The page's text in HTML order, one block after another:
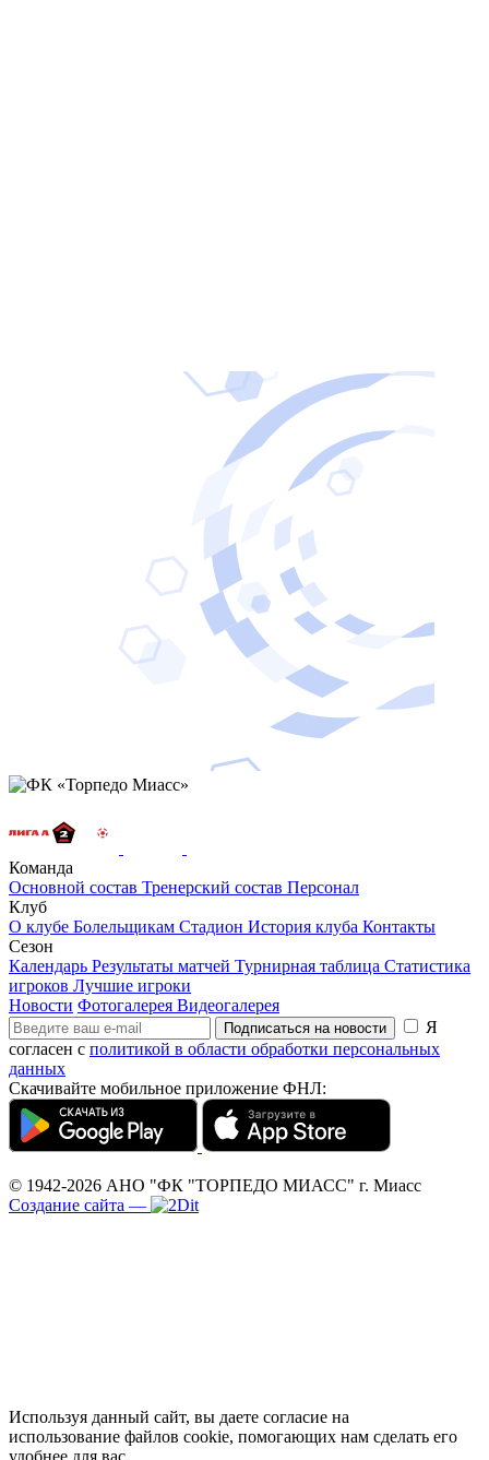
Команда
Основной состав Тренерский состав Персонал
Клуб
О клубе Болельщикам Стадион История клуба Контакты
Сезон
Календарь Результаты матчей Турнирная таблица Статистика
игроков Лучшие игроки
Новости Фотогалерея Видеогалерея
Подписаться на новости
Я
согласен с политикой в области обработки персональных
данных
Скачивайте мобильное приложение ФНЛ:
© 1942-2026 АНО "ФК "ТОРПЕДО МИАСС" г. Миасс
Создание сайта —
Используя данный сайт, вы даете согласие на
использование файлов cookie, помогающих нам сделать его